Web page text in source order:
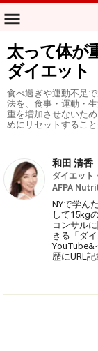
太って体が
ダイエット
食べ過ぎや運動不足
法を、食事・運動・
重を増加させないた
めにリセットすること
和田 清香
ダイエット
AFPA
NYで学ん
して15kg
コンサル
きる「ダ
YouTube&
歴にURL記